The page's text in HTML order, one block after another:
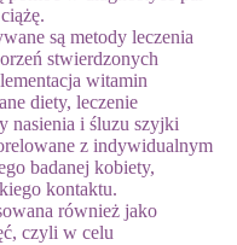
są metody leczenia
stwierdzonych
witamin
diety, leczenie
nasienia i śluzu szyjki
z indywidualnym
badanej kobiety,
kontaktu.
również jako
czyli w celu